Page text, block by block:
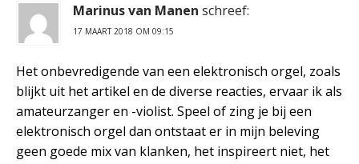
Marinus van Manen schreef:
17 MAART 2018 OM 09:15
Het onbevredigende van een elektronisch orgel, zoals
blijkt uit het artikel en de diverse reacties, ervaar ik als
amateurzanger en -violist. Speel of zing je bij een
elektronisch orgel dan ontstaat er in mijn beleving
geen goede mix van klanken, het inspireert niet, het